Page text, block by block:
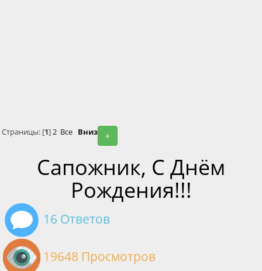
+
Страницы: [1]2 Все Вниз
Сапожник, С Днём
Рождения!!!
16 Ответов
19648 Просмотров